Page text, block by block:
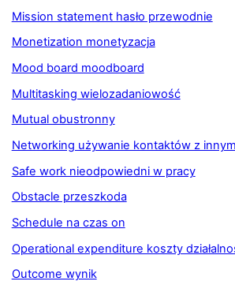
Mission statement hasło przewodnie
Monetization monetyzacja
Mood board moodboard
Multitasking wielozadaniowość
Mutual obustronny
Networking używanie kontaktów z
Safe work nieodpowiedni w pracy
Obstacle przeszkoda
Schedule na czas on
Operational expenditure koszty
Outcome wynik